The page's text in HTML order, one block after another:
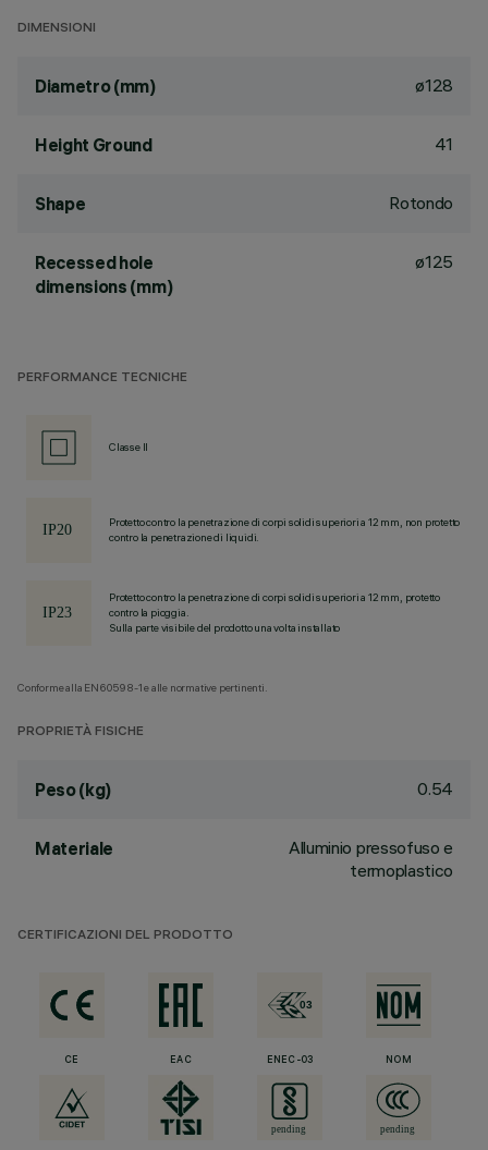
DIMENSIONI
Diametro (mm) ø128
Height Ground 41
Shape Rotondo
Recessed hole
dimensions (mm)
ø125
PERFORMANCE TECNICHE
Classe II
Protetto contro la penetrazione di corpi solidi superiori a 12 mm, non protetto
contro la penetrazione di liquidi.
Protetto contro la penetrazione di corpi solidi superiori a 12 mm, protetto
contro la pioggia.
Sulla parte visibile del prodotto una volta installato
Conforme alla EN60598-1 e alle normative pertinenti.
PROPRIETÀ FISICHE
Peso (kg) 0.54
Materiale
Alluminio pressofuso e
termoplastico
CERTIFICAZIONI DEL PRODOTTO
CE EAC ENEC-03 NOM